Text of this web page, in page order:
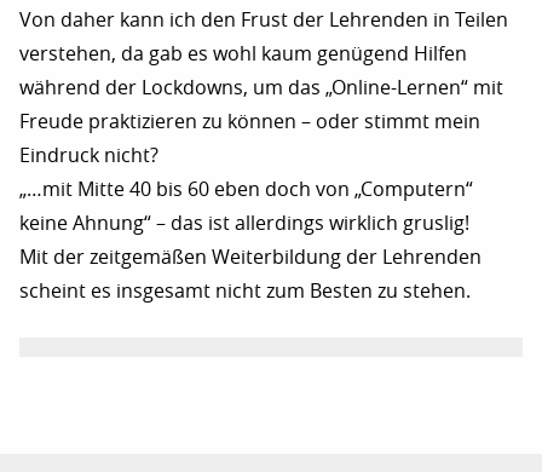
Von daher kann ich den Frust der Lehrenden in Teilen
verstehen, da gab es wohl kaum genügend Hilfen
während der Lockdowns, um das „Online-Lernen“ mit
Freude praktizieren zu können – oder stimmt mein
Eindruck nicht?
„…mit Mitte 40 bis 60 eben doch von „Computern“
keine Ahnung“ – das ist allerdings wirklich gruslig!
Mit der zeitgemäßen Weiterbildung der Lehrenden
scheint es insgesamt nicht zum Besten zu stehen.